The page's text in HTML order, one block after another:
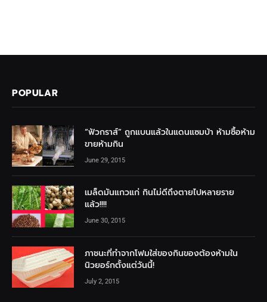
POPULAR
“ฟัวกราส์” ถูกแบนแล้วในแดนแซมบ้า ห้ามซื้อห้าม
ขายห้ามกิน
June 29, 2015
เมล็ดมันแกวแก่ กินไม่ดีถึงตายไปหลายราย
แล้ว!!!!
June 30, 2015
ภาชนะที่ทำจากโฟมใส่ของกินของต้องห้ามใน
นิวยอร์กตั้งแต่วันนี้!
July 2, 2015